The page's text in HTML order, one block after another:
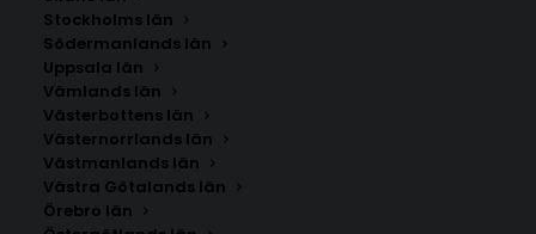
Stockholms län
Södermanlands län
Uppsala län
Vämlands län
Västerbottens län
Västernorrlands län
Västmanlands län
Västra Götalands län
Örebro län
Kärlekskarta över Uppland
Storlek